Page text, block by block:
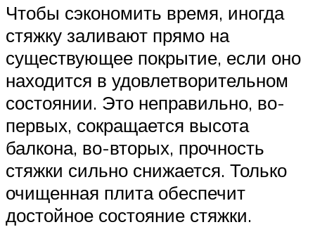
Чтобы сэкономить время, иногда
стяжку заливают прямо на
существующее покрытие, если оно
находится в удовлетворительном
состоянии. Это неправильно, во-
первых, сокращается высота
балкона, во-вторых, прочность
стяжки сильно снижается. Только
очищенная плита обеспечит
достойное состояние стяжки.